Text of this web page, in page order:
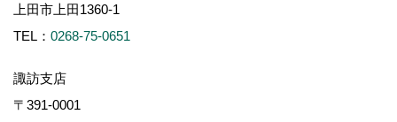
上田市上田1360-1
TEL： 0268-75-0651
諏訪支店
〒391-0001